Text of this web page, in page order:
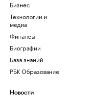
Бизнес
Технологии и
медиа
Финансы
Биографии
База знаний
РБК Образование
Новости